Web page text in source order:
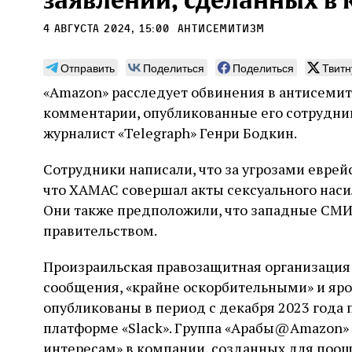
4 августа 2024, 15:00 антисемитизм
Отправить Поделиться Поделиться
«Amazon» расследует обвинения в
комментарии, опубликованные его
журналист «Telegraph» Генри Бодкин.
Сотрудники написали, что за угрозами
что ХАМАС совершал акты сексуального
Они также предположили, что западные
правительством.
Произраильская правозащитная
сообщения, «крайне оскорбительными» и
опубликованы в период с декабря 2023
платформе «Slack». Группа
Лягушки, да вдобавок
саранча, да вдобавок
вши — ой‑ой‑ой!
Стивен Вейцман рассказывает о том, как
начиная с древности и вплоть до недавней
истории Голливуда люди истолковывали,
воображали в подробностях, изображали в
художественных произведениях,
политические цели череду Б‑жьих кар,
которые обрушились на Египет под властью
фараона
Халперн. Перевод с английского Светланы
31